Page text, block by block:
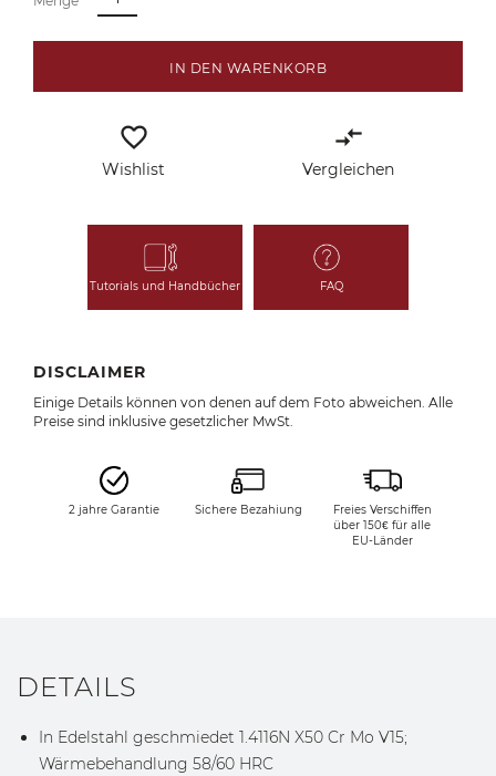
IN DEN WARENKORB
favorite_border
Wishlist
compare_arrows
Vergleichen
Tutorials und Handbücher FAQ
DISCLAIMER
Einige Details können von denen auf dem Foto abweichen. Alle
Preise sind inklusive gesetzlicher MwSt.
2 jahre Garantie Sichere Bezahiung
Freies Verschiffen
über 150€ für alle
EU-Länder
DETAILS
In Edelstahl geschmiedet 1.4116N X50 Cr Mo V15;
Wärmebehandlung 58/60 HRC